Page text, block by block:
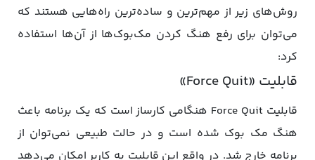
روش‌های زیر از مهم‌ترین و ساده‌ترین راه‌هایی هستند که
می‌توان برای رفع هنگ کردن مک‌بوک‌ها از آن‌ها استفاده
کرد:
قابلیت «Force Quit»
قابلیت Force Quit هنگامی کارساز است که یک برنامه باعث
هنگ مک بوک شده است و در حالت طبیعی نمی‌توان از
برنامه خارج شد. در واقع این قابلیت به کاربر امکان می‌دهد